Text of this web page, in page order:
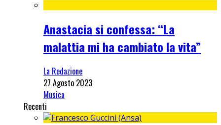
Anastacia si confessa: “La
malattia mi ha cambiato la vita”
La Redazione
27 Agosto 2023
Musica
Recenti